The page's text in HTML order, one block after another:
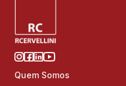
Quem Somos